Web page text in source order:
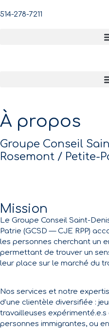
514-278-7211
À propos
Groupe Conseil
Rosemont / Petite-
Mission
Le Groupe Conseil Saint-
Patrie (GCSD — CJE RPP)
les personnes cherchant un
permettant de trouver un
leur place sur le marché du
Nos services et notre
d’une clientèle diversifiée :
travailleuses
personnes immigrantes, ou